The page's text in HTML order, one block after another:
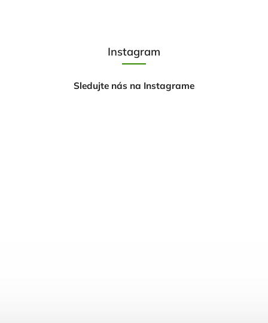
Instagram
Sledujte nás na Instagrame